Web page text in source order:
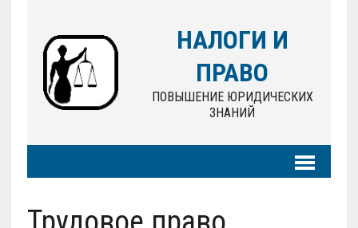
НАЛОГИ И
ПРАВО
ПОВЫШЕНИЕ ЮРИДИЧЕСКИХ
ЗНАНИЙ